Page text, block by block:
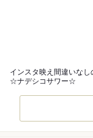
インスタ映え間違いなし
☆ナデシコサワー☆